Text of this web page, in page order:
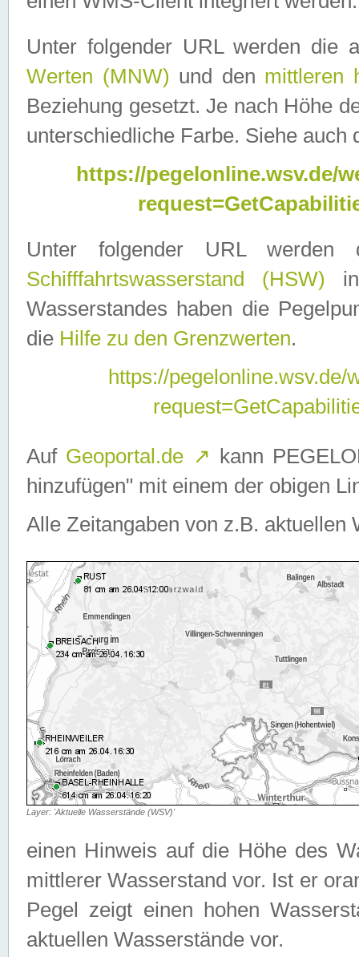
Unter folgender URL werden die
Werten (MNW) und den mittleren
Beziehung gesetzt. Je nach Höhe
unterschiedliche Farbe. Siehe auch
https://pegelonline.wsv.de/
Unter folgender URL
Schifffahrtswasserstand (HSW)
Wasserstandes haben die
die Hilfe zu den Grenzwerten.
https://
Auf Geoportal.de ↗ kann
hinzufügen" mit einem der obigen
Alle Zeitangaben von z.B. aktuellen
Layer: 'Aktuelle Wasserstände (WSV)'
einen Hinweis auf die Höhe des
mittlerer Wasserstand vor. Ist er
Pegel zeigt einen hohen
aktuellen Wasserstände vor.